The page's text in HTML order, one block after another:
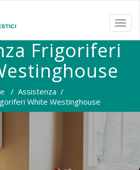
Frigoriferi
/ Assistenza /
White Westinghouse